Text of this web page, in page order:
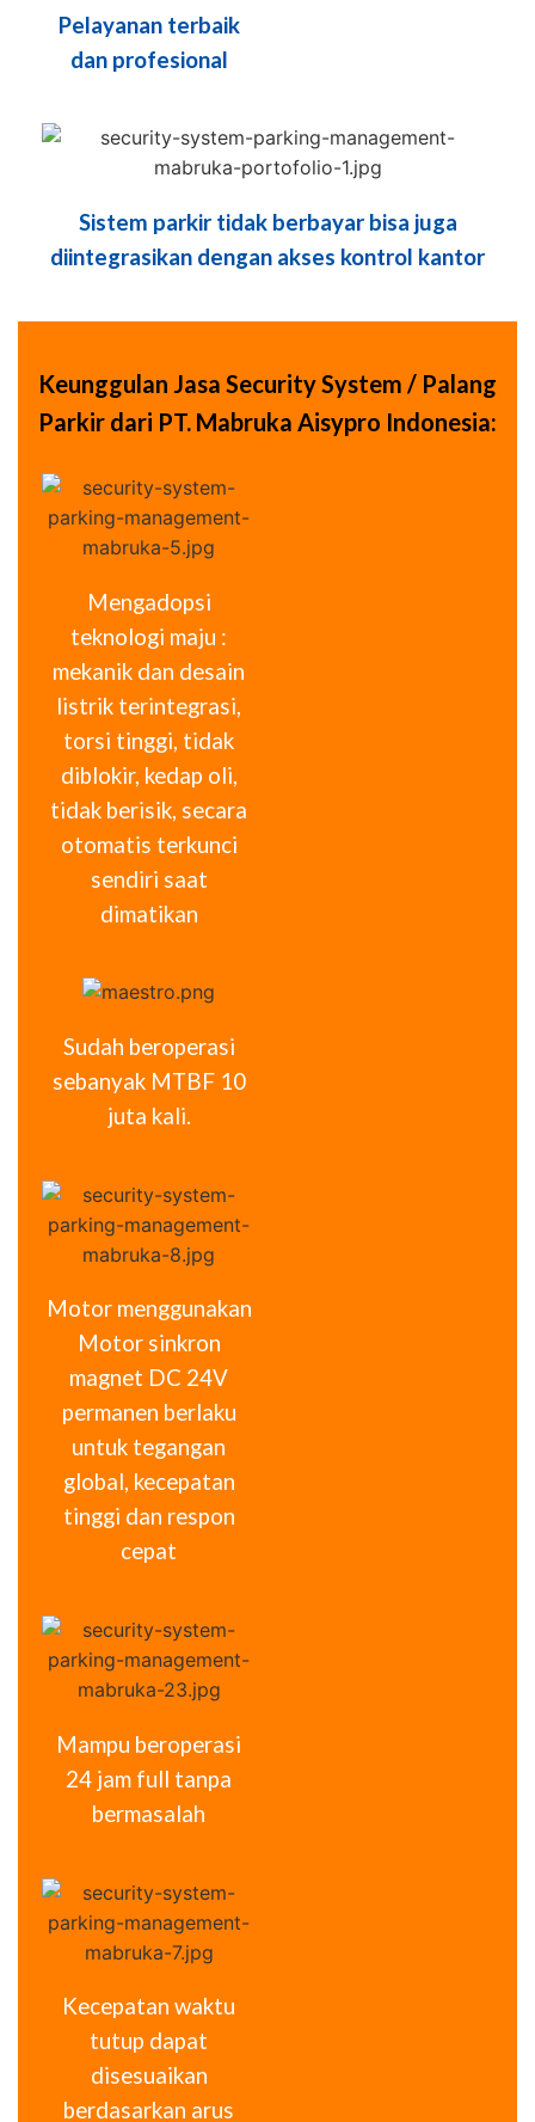
Pelayanan terbaik
dan profesional
Sistem parkir tidak berbayar bisa juga
diintegrasikan dengan akses kontrol kantor
Keunggulan Jasa Security System / Palang
Parkir dari PT. Mabruka Aisypro Indonesia:
Mengadopsi
teknologi maju :
mekanik dan desain
listrik terintegrasi,
torsi tinggi, tidak
diblokir, kedap oli,
tidak berisik, secara
otomatis terkunci
sendiri saat
dimatikan
Sudah beroperasi
sebanyak MTBF 10
juta kali.
Motor menggunakan
Motor sinkron
magnet DC 24V
permanen berlaku
untuk tegangan
global, kecepatan
tinggi dan respon
cepat
Mampu beroperasi
24 jam full tanpa
bermasalah
Kecepatan waktu
tutup dapat
disesuaikan
berdasarkan arus